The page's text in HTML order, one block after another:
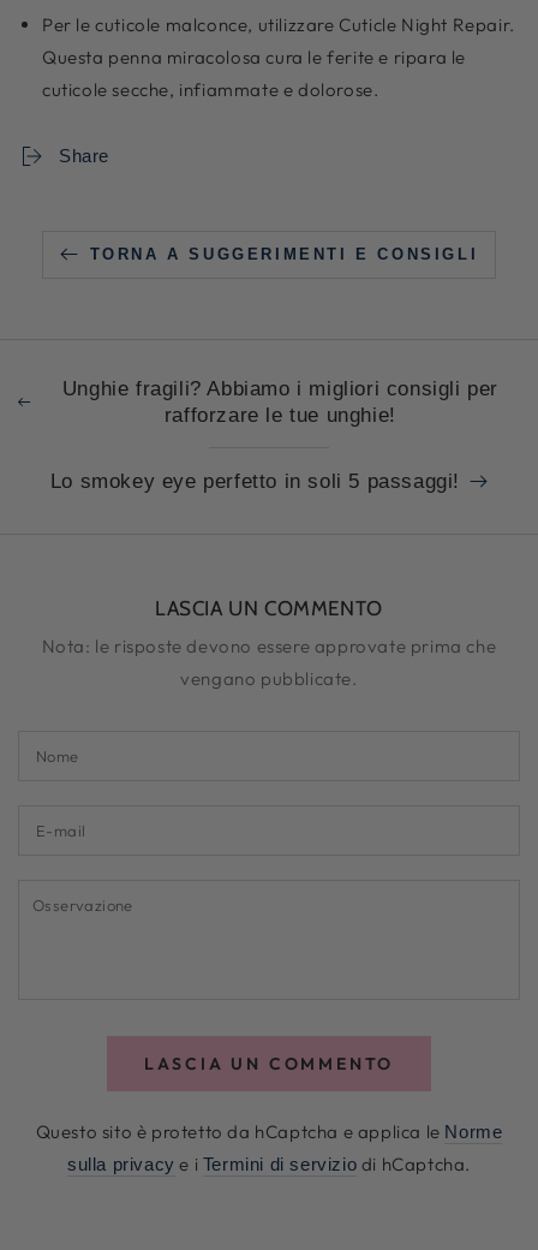
Per le cuticole malconce, utilizzare Cuticle Night Repair.
Questa penna miracolosa cura le ferite e ripara le
cuticole secche, infiammate e dolorose.
Share
TORNA A SUGGERIMENTI E CONSIGLI
Unghie fragili? Abbiamo i migliori consigli per
rafforzare le tue unghie!
Lo smokey eye perfetto in soli 5 passaggi!
LASCIA UN COMMENTO
Nota: le risposte devono essere approvate prima che
vengano pubblicate.
LASCIA UN COMMENTO
Questo sito è protetto da hCaptcha e applica le Norme
sulla privacy e i Termini di servizio di hCaptcha.